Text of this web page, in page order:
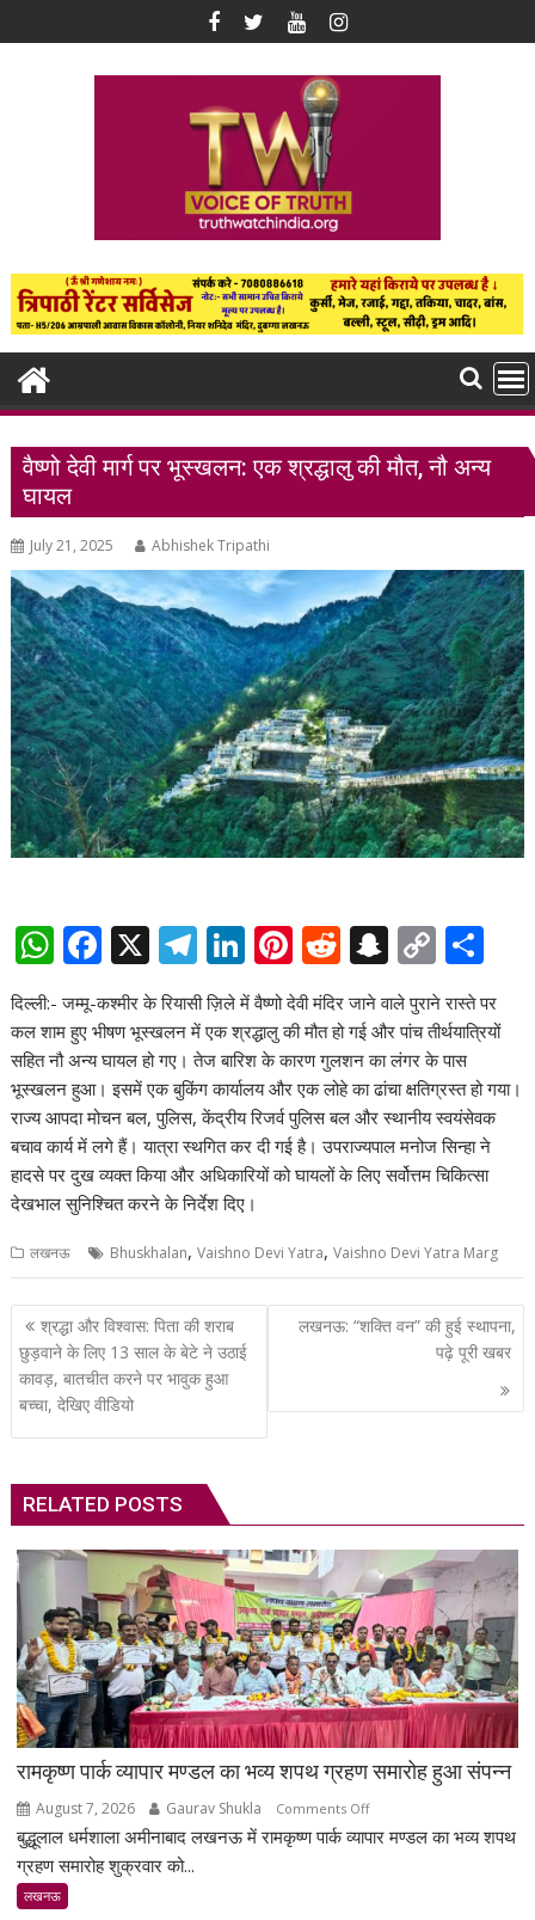
to
वैष्णो देवी मार्ग पर भूस्खलन: एक श्रद्धालु की मौत, नौ अन्य
घायल
July 21, 2025 Abhishek Tripathi
W
h
at
s
A
p
p
F
ac
e
b
o
o
k
X T
el
e
gr
a
m
Li
n
k
e
dI
n
Pi
nt
er
e
st
R
e
d
di
t
S
n
a
p
c
h
at
C
o
p
y
Li
n
k
ar
दिल्ली:- जम्मू-कश्मीर के रियासी ज़िले में वैष्णो देवी मंदिर जाने वाले पुराने रास्ते पर
कल शाम हुए भीषण भूस्खलन में एक श्रद्धालु की मौत हो गई और पांच तीर्थयात्रियों
सहित नौ अन्य घायल हो गए। तेज बारिश के कारण गुलशन का लंगर के पास
भूस्खलन हुआ। इसमें एक बुकिंग कार्यालय और एक लोहे का ढांचा क्षतिग्रस्त हो गया।
राज्‍य आपदा मोचन बल, पुलिस, केंद्रीय रिजर्व पुलिस बल और स्थानीय स्वयंसेवक
बचाव कार्य में लगे हैं। यात्रा स्थगित कर दी गई है। उपराज्यपाल मनोज सिन्हा ने
हादसे पर दुख व्यक्त किया और अधिकारियों को घायलों के लिए सर्वोत्तम चिकित्सा
देखभाल सुनिश्चित करने के निर्देश दिए।
लखनऊ Bhuskhalan,Vaishno Devi Yatra,Vaishno Devi Yatra Marg
Post
navigation
श्रद्धा और विश्वास: पिता की शराब
छुड़वाने के लिए 13 साल के बेटे ने उठाई
कावड़, बातचीत करने पर भावुक हुआ
बच्चा, देखिए वीडियो
लखनऊ: “शक्ति वन” की हुई स्थापना,
पढ़े पूरी खबर
RELATED POSTS
रामकृष्ण पार्क व्यापार मण्डल का भव्य शपथ ग्रहण समारोह हुआ संपन्न
August 7, 2026 Gaurav Shukla Comments Offon
रामकृष्ण
बुद्धूलाल धर्मशाला अमीनाबाद लखनऊ में रामकृष्ण पार्क व्यापार मण्डल का भव्य शपथ
ग्रहण समारोह शुक्रवार को...
लखनऊ